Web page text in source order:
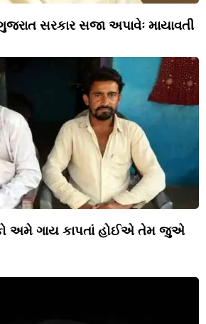
ગુજરાત સરકાર સજા અપાવેઃ માયાવતી
અમે ગાય કાપતાં હોઈએ તેમ જુએ